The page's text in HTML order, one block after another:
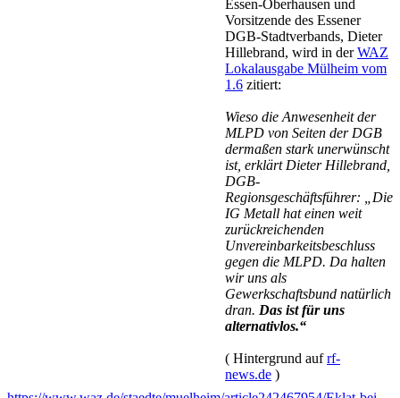
Essen-Oberhausen und
Vorsitzende des Essener
DGB-Stadtverbands, Dieter
Hillebrand, wird in derWAZ
Lokalausgabe Mülheim vom
1.6 zitiert:
Wieso die Anwesenheit der
MLPD von Seiten der DGB
dermaßen stark unerwünscht
ist, erklärt Dieter Hillebrand,
DGB-
Regionsgeschäftsführer: „Die
IG Metall hat einen weit
zurückreichenden
Unvereinbarkeitsbeschluss
gegen die MLPD. Da halten
wir uns als
Gewerkschaftsbund natürlich
dran. Das ist für uns
alternativlos.“
( Hintergrund aufrf-
news.de )